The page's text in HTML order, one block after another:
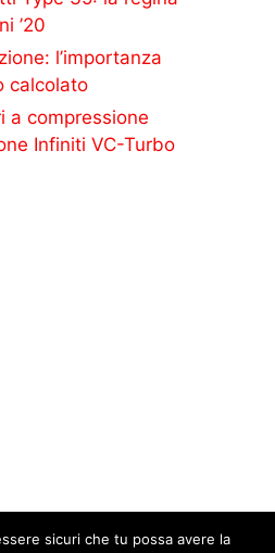
’20
l’importanza
calcolato
a compressione
Infiniti VC-Turbo
sicuri che tu possa avere la